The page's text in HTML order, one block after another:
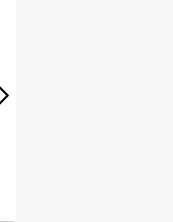
保育士(正社員)【定員18名★保育士未